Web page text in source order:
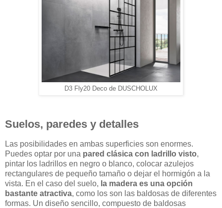
D3 Fly20 Deco de DUSCHOLUX
Suelos, paredes y detalles
Las posibilidades en ambas superficies son enormes.
Puedes optar por una pared clásica con ladrillo visto,
pintar los ladrillos en negro o blanco, colocar azulejos
rectangulares de pequeño tamaño o dejar el hormigón a la
vista. En el caso del suelo, la madera es una opción
bastante atractiva, como los son las baldosas de diferentes
formas. Un diseño sencillo, compuesto de baldosas